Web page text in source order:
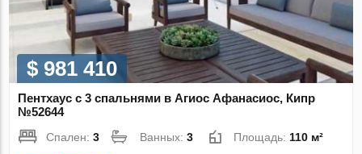
$ 981 410
Пентхаус с 3 спальнями в Агиос Афанасиос, Кипр
№52644
Спален:3 Ванных:3 Площадь:110 м²